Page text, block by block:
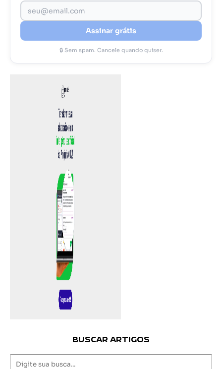
Assinar grátis
🔒 Sem spam. Cancele quando quiser.
BUSCAR ARTIGOS